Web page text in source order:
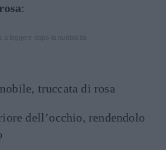
rosa:
truccata di rosa
dell’occhio, rendendolo